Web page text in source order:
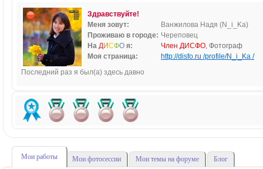
Здравствуйте!
Меня зовут:
Ванжилова Надя (N_i_Ka)
Проживаю в городе: Череповец
На ДИСФО я: Член ДИСФО, Фотограф
Моя страница:
http://disfo.ru /profile/N_i_Ka /
Последний раз я был(а) здесь давно
Мои работы Мои фотосессии Мои темы на форуме Блог